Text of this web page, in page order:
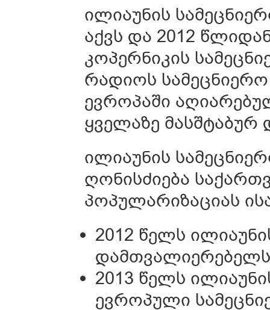
ილიაუნის
აქვს და 2012
კოპერნიკის
რადიოს
ევროპაში
ყველაზე მასშტაბურ
ილიაუნის
ღონისძიება
პოპულარიზაციას
2012 წელს
დამთვალიერებელს
2013 წელს
ევროპული